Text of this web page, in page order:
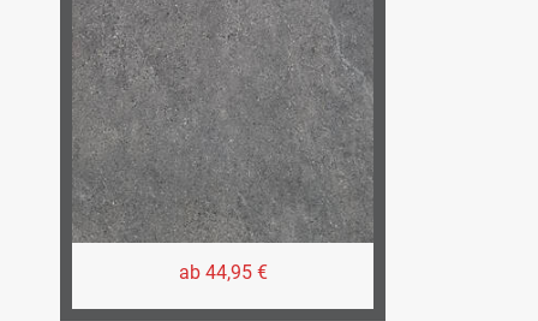
ab 44,95 €